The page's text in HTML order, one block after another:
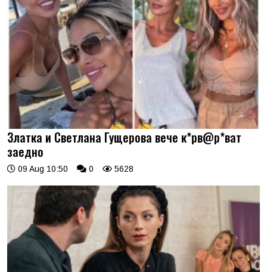
Златка и Светлана Гущерова вече к*рв@р*ват
заедно
09 Aug 10:50 0 5628